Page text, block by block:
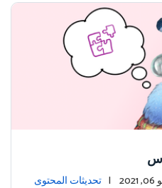
تحديثات المحتوى